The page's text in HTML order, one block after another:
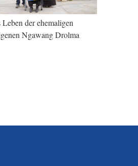
Leben der ehemaligen
Ngawang Drolma